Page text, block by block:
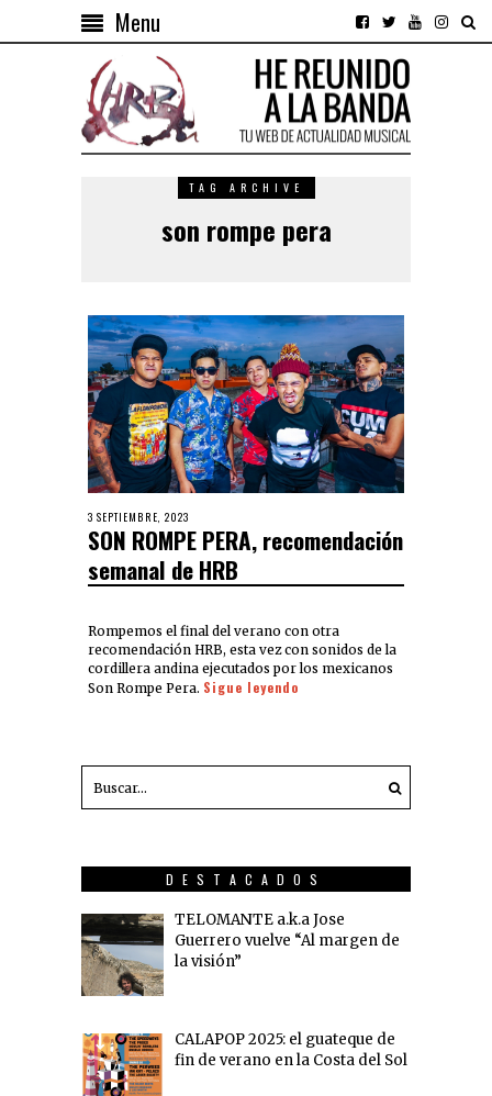
Menu
TAG ARCHIVE
son rompe pera
3 SEPTIEMBRE, 2023
SON ROMPE PERA, recomendación
semanal de HRB
Rompemos el final del verano con otra
recomendación HRB, esta vez con sonidos de la
cordillera andina ejecutados por los mexicanos
Son Rompe Pera. Sigue leyendo
DESTACADOS
TELOMANTE a.k.a Jose
Guerrero vuelve “Al margen de
la visión”
CALAPOP 2025: el guateque de
fin de verano en la Costa del Sol